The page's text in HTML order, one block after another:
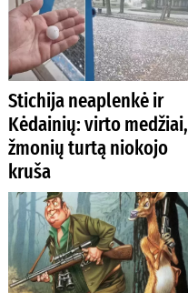
Stichija neaplenkė ir
Kėdainių: virto medžiai,
žmonių turtą niokojo
kruša